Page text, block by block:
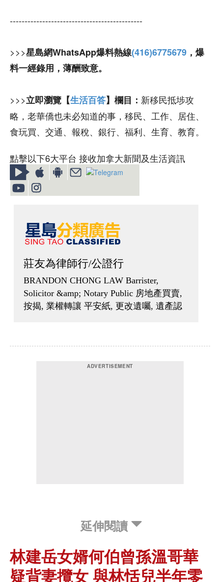
---------------------------------------------
>>>星島網WhatsApp爆料熱線(416)6775679 ，爆
料一經錄用，薄酬致意。
>>>立即瀏覽【生活百答】欄目： 新移民抵埗攻
略，老華僑也未必知道的事，移民、工作、居住、
食玩買、交通、報稅、銀行、福利、生育、教育。
點擊以下6大平台 接收加拿大新聞及生活資訊
延伸閱讀
林建岳女婿何伯曾孫溫哥華
疑背妻攬女 與林恬兒半年零